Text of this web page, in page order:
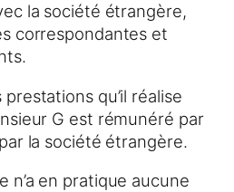
la société étrangère,
correspondantes et
qu’il réalise
G est rémunéré par
la société étrangère.
n’a en pratique aucune